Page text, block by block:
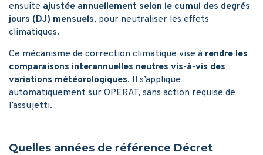
ensuite ajustée annuellement selon le cumul des degrés
jours (DJ) mensuels, pour neutraliser les effets
climatiques.
Ce mécanisme de correction climatique vise à rendre les
comparaisons interannuelles neutres vis-à-vis des
variations météorologiques. Il s’applique
automatiquement sur OPERAT, sans action requise de
l’assujetti.
Quelles années de référence Décret